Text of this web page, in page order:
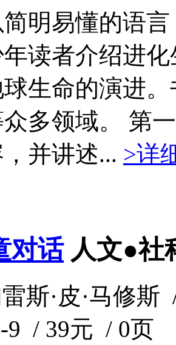
明易懂的语
读者介绍进
生命的演进
多领域。 第
并讲述... >详
对话 人文●社
斯·皮·马修斯
9 / 39元 / 0页